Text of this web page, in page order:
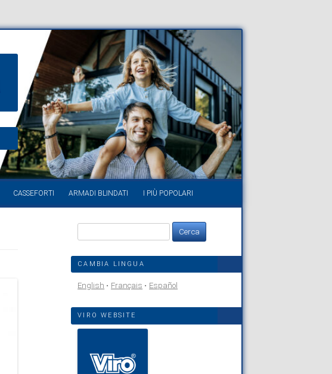
CASSEFORTI ARMADI BLINDATI I PIÙ POPOLARI
per:
CAMBIA LINGUA
English Français Español
VIRO WEBSITE